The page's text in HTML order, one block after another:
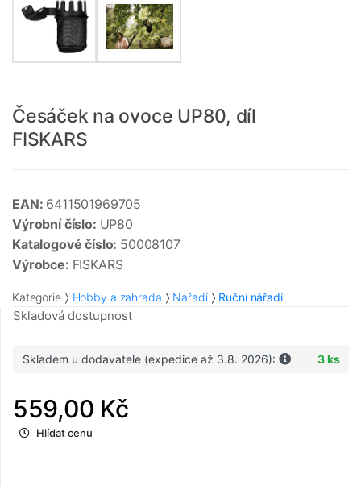
Česáček na ovoce UP80, díl
FISKARS
EAN: 6411501969705
Výrobní číslo: UP80
Katalogové číslo: 50008107
Výrobce: FISKARS
Kategorie Hobby a zahrada Nářadí Ruční nářadí
Skladová dostupnost
Skladem u dodavatele (expedice až 3.8. 2026): 3 ks
559,00 Kč
Hlídat cenu